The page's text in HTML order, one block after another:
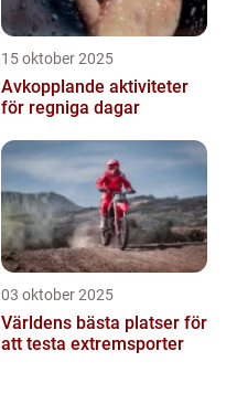
15 oktober 2025
Avkopplande aktiviteter
för regniga dagar
03 oktober 2025
Världens bästa platser för
att testa extremsporter